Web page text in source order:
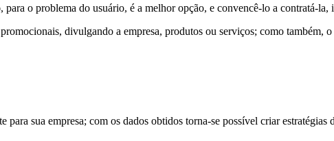
o problema do usuário, é a melhor opção, e convencê-lo a contratá-la,
divulgando a empresa, produtos ou serviços; como também,
para sua empresa; com os dados obtidos torna-se possível criar